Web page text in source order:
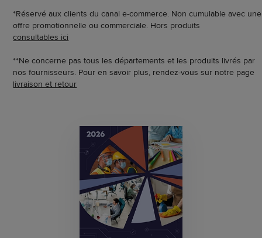
*Réservé aux clients du canal e-commerce. Non cumulable avec une
offre promotionnelle ou commerciale. Hors produits
consultables ici
**Ne concerne pas tous les départements et les produits livrés par
nos fournisseurs. Pour en savoir plus, rendez-vous sur notre page
livraison et retour